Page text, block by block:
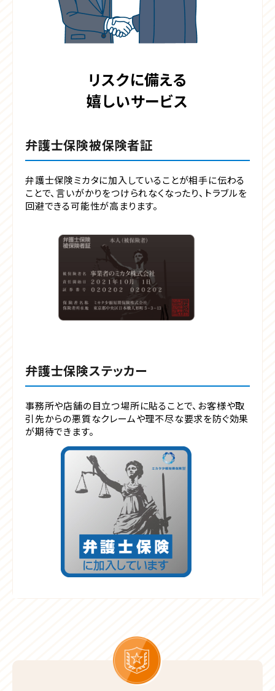
リスクに備える
嬉しいサービス
弁護士保険被保険者証
弁護士保険ミカタに加入していることが相手に伝わる
ことで、言いがかりをつけられなくなったり、トラブルを
回避できる可能性が高まります。
弁護士保険ステッカー
事務所や店舗の目立つ場所に貼ることで、お客様や取
引先からの悪質なクレームや理不尽な要求を防ぐ効果
が期待できます。